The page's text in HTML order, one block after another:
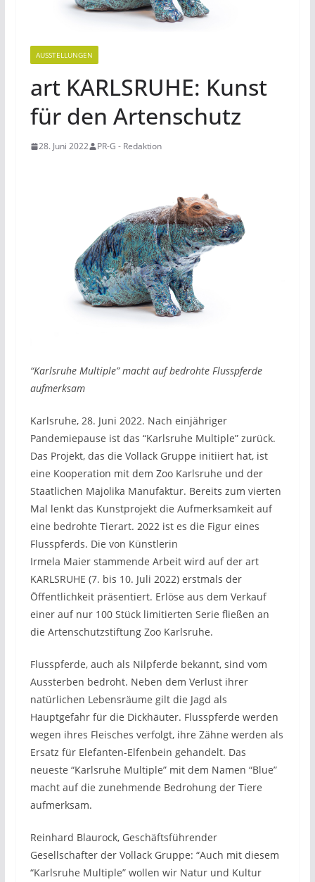
AUSSTELLUNGEN
art KARLSRUHE: Kunst
für den Artenschutz
28. Juni 2022 PR-G - Redaktion
“Karlsruhe Multiple” macht auf bedrohte Flusspferde
aufmerksam
Karlsruhe, 28. Juni 2022. Nach einjähriger
Pandemiepause ist das “Karlsruhe Multiple” zurück.
Das Projekt, das die Vollack Gruppe initiiert hat, ist
eine Kooperation mit dem Zoo Karlsruhe und der
Staatlichen Majolika Manufaktur. Bereits zum vierten
Mal lenkt das Kunstprojekt die Aufmerksamkeit auf
eine bedrohte Tierart. 2022 ist es die Figur eines
Flusspferds. Die von Künstlerin
Irmela Maier stammende Arbeit wird auf der art
KARLSRUHE (7. bis 10. Juli 2022) erstmals der
Öffentlichkeit präsentiert. Erlöse aus dem Verkauf
einer auf nur 100 Stück limitierten Serie fließen an
die Artenschutzstiftung Zoo Karlsruhe.
Flusspferde, auch als Nilpferde bekannt, sind vom
Aussterben bedroht. Neben dem Verlust ihrer
natürlichen Lebensräume gilt die Jagd als
Hauptgefahr für die Dickhäuter. Flusspferde werden
wegen ihres Fleisches verfolgt, ihre Zähne werden als
Ersatz für Elefanten-Elfenbein gehandelt. Das
neueste “Karlsruhe Multiple” mit dem Namen “Blue”
macht auf die zunehmende Bedrohung der Tiere
aufmerksam.
Reinhard Blaurock, Geschäftsführender
Gesellschafter der Vollack Gruppe: “Auch mit diesem
“Karlsruhe Multiple” wollen wir Natur und Kultur